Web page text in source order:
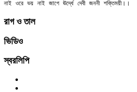
রাগ ও তাল
ভিডিও
স্বরলিপি